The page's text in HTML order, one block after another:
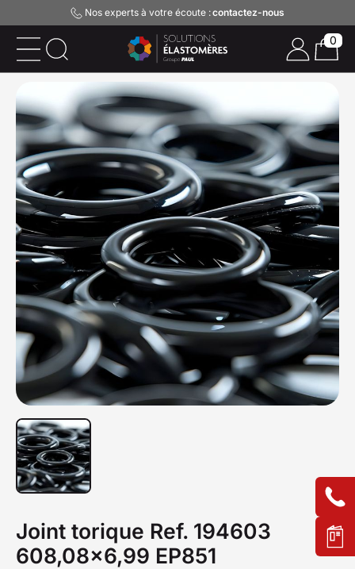
Nos experts à votre écoute :contactez-nous
Joint torique Ref. 194603
608,08x6,99 EP851
0